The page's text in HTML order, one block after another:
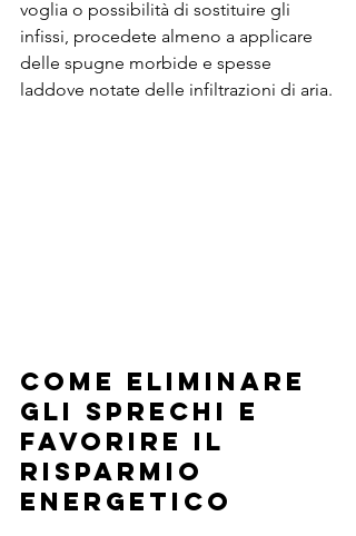
voglia o possibilità di sostituire gli
infissi, procedete almeno a applicare
delle spugne morbide e spesse
laddove notate delle infiltrazioni di aria.
COME ELIMINARE
GLI SPRECHI E
FAVORIRE IL
RISPARMIO
ENERGETICO